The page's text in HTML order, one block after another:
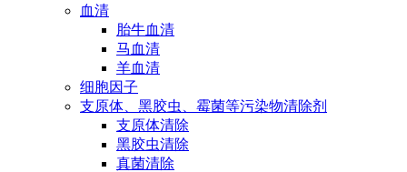
血清
胎牛血清
马血清
羊血清
细胞因子
支原体、黑胶虫、霉菌等污染物清除剂
支原体清除
黑胶虫清除
真菌清除